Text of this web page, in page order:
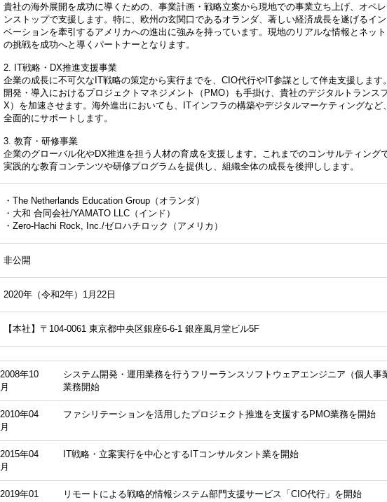
貴社の海外展開を成功に導くための、事業計画・戦略立案から現地での事業立ち上げ、オペ
ンストップで支援します。特に、欧州の玄関口であるオランダ、著しい経済成長を遂げるイ
ベーションを牽引するアメリカへの進出に強みを持っています。現地のリアルな情報とネッ
の挑戦を成功へと導くパートナーとなります。
2. IT戦略・DX推進支援事業
企業の成長に不可欠なIT戦略の策定から実行までを、CIO代行やIT参謀として伴走支援します
開発・導入におけるプロジェクトマネジメント（PMO）も手掛け、貴社のデジタルトランス
X）を加速させます。海外進出においても、ITインフラの構築やデジタルマーケティングなど
全面的にサポートします。
3. 教育・研修事業
企業のグローバル化やDX推進を担う人材の育成を支援します。これまでのコンサルティング
実践的な教育コンテンツや研修プログラムを提供し、組織全体の成長を後押しします。
・The Netherlands Education Group（オランダ）
・大和 合同会社/YAMATO LLC（インド）
・Zero-Hachi Rock, Inc./ゼロハチロック（アメリカ）
非公開
2020年（令和2年）1月22日
【本社】〒104-0061 東京都中央区銀座6-6-1 銀座風月堂ビル5F
2008年10
月
システム開発・運用業務を行うフリーランスソフトウェアエンジニア（個人事
業務開始
2010年04
月
ファシリテーションを活用したプロジェクト推進を支援するPMO業務を開始
2015年04
月
IT戦略・立案実行を中心とするITコンサルタント業を開始
2019年01
リモートによる戦略的情報システム部門支援サービス「CIO代行」を開始